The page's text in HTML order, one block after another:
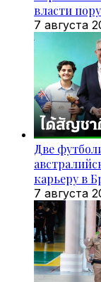
власти
7 августа
Две
карьеру в
7 августа